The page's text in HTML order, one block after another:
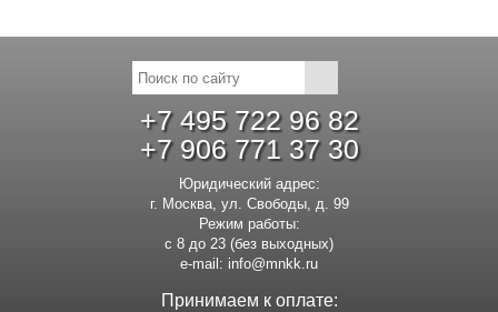
+7 495 722 96 82
+7 906 771 37 30
Юридический адрес:
г. Москва, ул. Свободы, д. 99
Режим работы:
с 8 до 23 (без выходных)
e-mail: info@mnkk.ru
Принимаем к оплате: